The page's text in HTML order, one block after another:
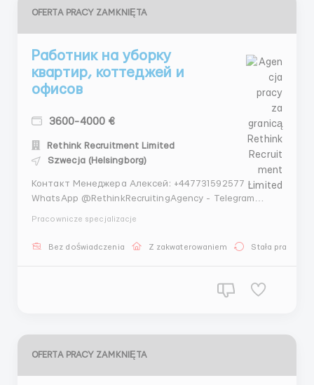
OFERTA PRACY ZAMKNIĘTA
Работник на уборку
квартир, коттеджей и
офисов
3600-4000 €
Rethink Recruitment Limited
Szwecja (Helsingborg)
Контакт Менеджера Алексей: +447731592577 -
WhatsApp @RethinkRecruitingAgency - Telegram
Кыргызстан. Описание вакансии Описание вакансии
Pracownicze specjalizacje
Bez doświadczenia Z zakwaterowaniem Stała praca
OFERTA PRACY ZAMKNIĘTA